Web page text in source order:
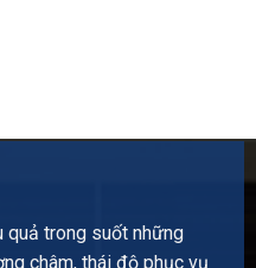
quả trong suốt những
châm, thái độ phục vụ